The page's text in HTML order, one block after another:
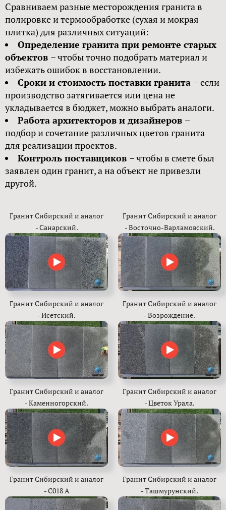
Сравниваем разные месторождения гранита в
полировке и термообработке (сухая и мокрая
плитка) для различных ситуаций:
Определение гранита при ремонте старых
объектов – чтобы точно подобрать материал и
избежать ошибок в восстановлении.
Сроки и стоимость поставки гранита – если
производство затягивается или цена не
укладывается в бюджет, можно выбрать аналоги.
Работа архитекторов и дизайнеров –
подбор и сочетание различных цветов гранита
для реализации проектов.
Контроль поставщиков – чтобы в смете был
заявлен один гранит, а на объект не привезли
другой.
Гранит Сибирский и аналог
- Санарский.
Гранит Сибирский и аналог
- Восточно-Варламовский.
Гранит Сибирский и аналог
- Исетский.
Гранит Сибирский и аналог
- Возрождение.
Гранит Сибирский и аналог
- Каменногорский.
Гранит Сибирский и аналог
- Цветок Урала.
Гранит Сибирский и аналог
- С018 А
Гранит Сибирский и аналог
- Ташмурунский.